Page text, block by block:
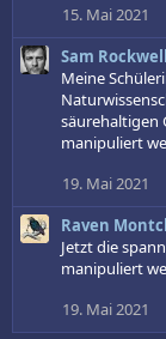
15. Mai 2021
Sam Rockwell
Meine
säurehaltigen
manipuliert
19. Mai 2021
Raven
Jetzt die
manipuliert
19. Mai 2021